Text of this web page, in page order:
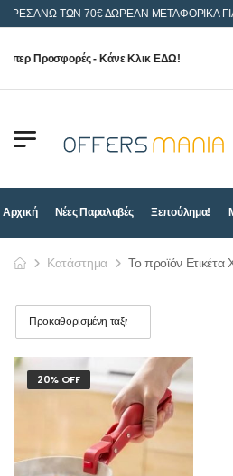
ΑΝΩ ΤΩΝ 70€ ΔΩΡΕΑΝ ΜΕΤΑΦΟΡΙΚΑ
Προσφορές - Κάνε Κλικ ΕΔΩ!
Αρχική Νέες Παραλαβές Ξεπούλημα!
Κατάστημα Το προϊόν Ετικέτα
20% OFF